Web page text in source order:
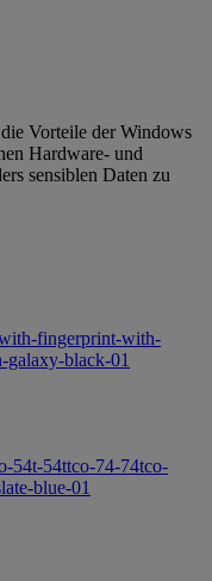
Vorteile der Windows
Hardware- und
sensiblen Daten zu